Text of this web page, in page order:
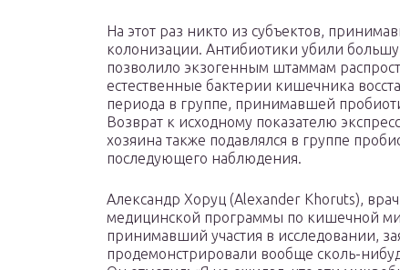
На этот раз никто из субъектов,
колонизации. Антибиотики убили
позволило экзогенным штаммам
естественные бактерии кишечника
периода в группе, принимавшей
Возврат к исходному показателю
хозяина также подавлялся в группе
последующего наблюдения.
Александр Хоруц (Alexander Khoruts),
медицинской программы по кишечной
принимавший участия в исследовании,
продемонстрировали вообще сколь-